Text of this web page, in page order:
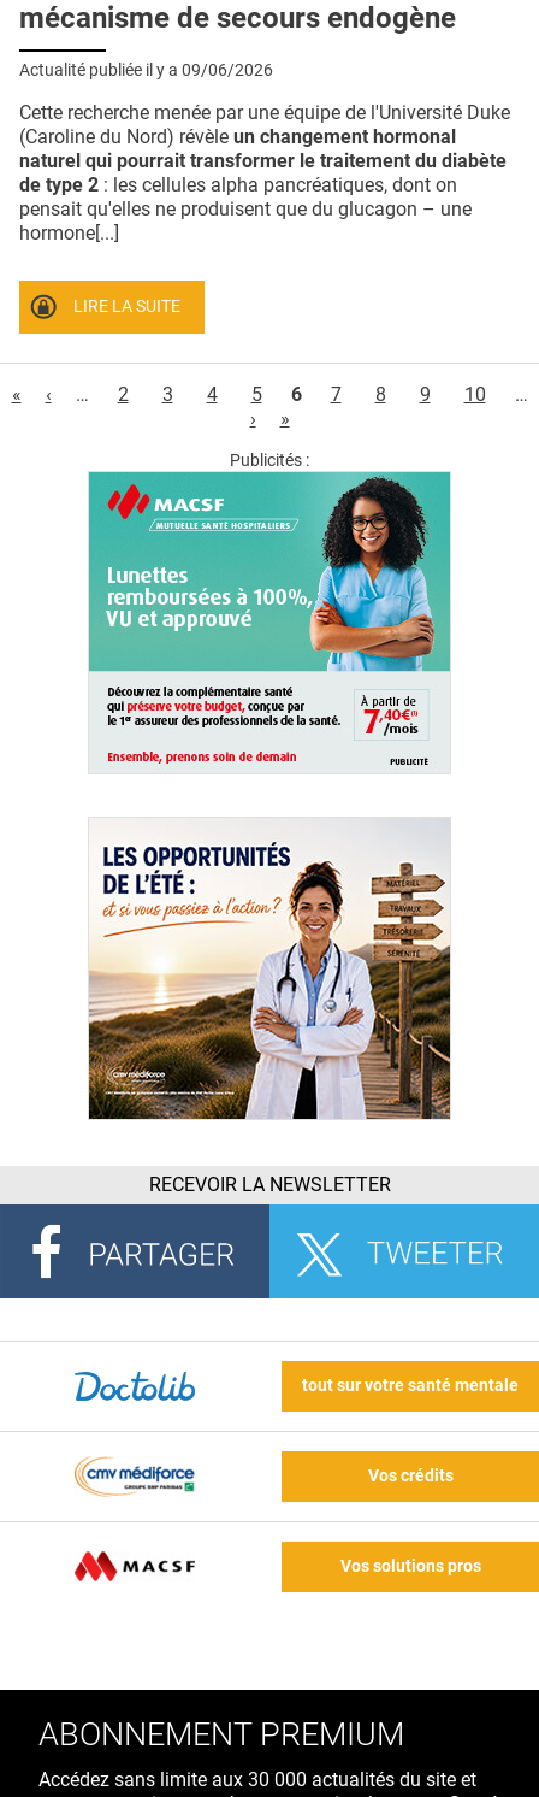
mécanisme de secours endogène
Actualité publiée il y a 09/06/2026
Cette recherche menée par une équipe de l'Université Duke
(Caroline du Nord) révèle un changement hormonal
naturel qui pourrait transformer le traitement du diabète
de type 2 : les cellules alpha pancréatiques, dont on
pensait qu'elles ne produisent que du glucagon – une
hormone[...]
LIRE LA SUITE
«
‹ … 2 3 4 5 6 7 8 9 10
…
›
»
Publicités :
RECEVOIR LA NEWSLETTER
tout sur votre santé mentale
Vos crédits
Vos solutions pros
ABONNEMENT PREMIUM
Accédez sans limite aux 30 000 actualités du site et